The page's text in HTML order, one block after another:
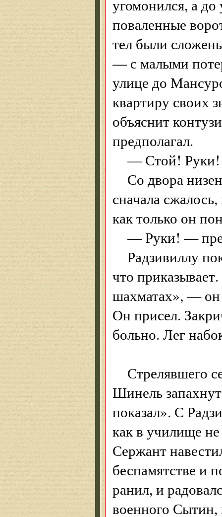
угомонился, а
поваленные
тел были
— с малыми
улице до
квартиру своих
объяснит
предполагал.
— Стой! Руки!
Со двора
сначала
как только он
— Руки! —
Радзивиллу
что
шахматах», — он
Он присел.
больно. Лег
Стрелявшего
Шинель
показал». С
как в училище
Сержант
беспамятстве и
ранил, и
военного Сытин,